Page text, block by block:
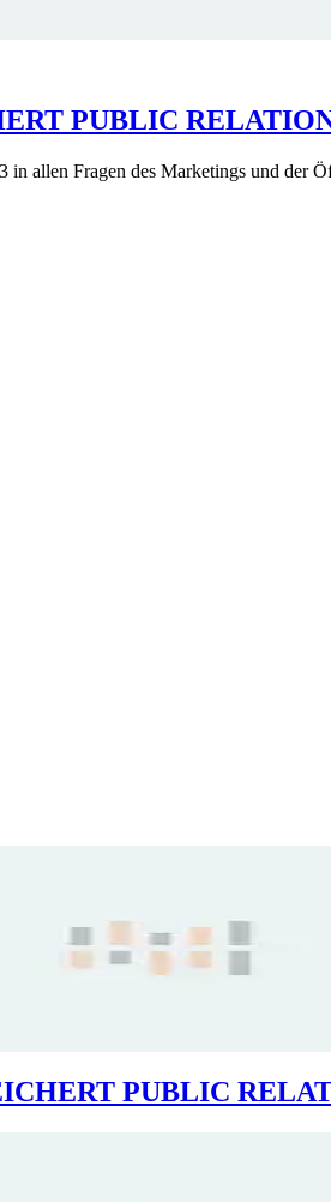
PUBLIC
allen Fragen des Marketings und
PUBLIC